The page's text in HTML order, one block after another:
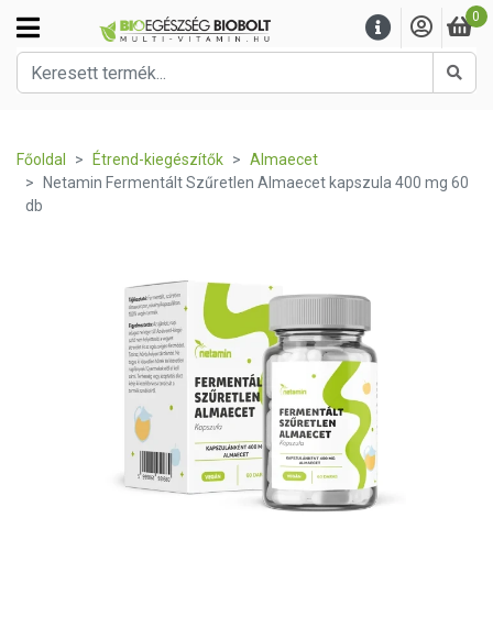
0
Főoldal Étrend-kiegészítők
Almaecet
Netamin Fermentált Szűretlen Almaecet kapszula 400 mg 60
db